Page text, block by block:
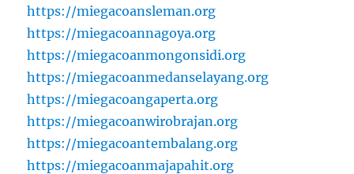
https://miegacoansleman.org
https://miegacoannagoya.org
https://miegacoanmongonsidi.org
https://miegacoanmedanselayang.org
https://miegacoangaperta.org
https://miegacoanwirobrajan.org
https://miegacoantembalang.org
https://miegacoanmajapahit.org